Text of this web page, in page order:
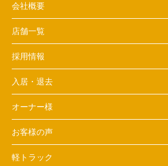
会社概要
店舗一覧
採用情報
入居・退去
オーナー様
お客様の声
軽トラック